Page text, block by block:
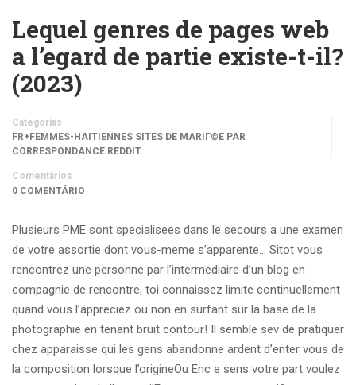
Lequel genres de pages web
a l’egard de partie existe-t-il?
(2023)
Categorias
FR+FEMMES-HAITIENNES SITES DE MARIГ©E PAR
CORRESPONDANCE REDDIT
Comentários
0 COMENTÁRIO
Plusieurs PME sont specialisees dans le secours a une examen
de votre assortie dont vous-meme s’apparente… Sitot vous
rencontrez une personne par l’intermediaire d’un blog en
compagnie de rencontre, toi connaissez limite continuellement
quand vous l’appreciez ou non en surfant sur la base de la
photographie en tenant bruit contour! Il semble sev de pratiquer
chez apparaisse qui les gens abandonne ardent d’enter vous de
la composition lorsque l’origineOu Enc e sens votre part voulez